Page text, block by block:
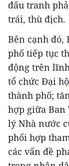
đấu tranh
trái, thù địch.
Bên cạnh đó,
phố tiếp tục
động trên
tổ chức Đại
thành phố;
hợp giữa Ban
lý Nhà nước
phối hợp
các vấn đề